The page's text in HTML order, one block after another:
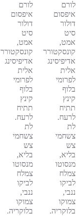
לורם
איפסום
דולור
סיט
אמט,
קונסקטורר
אדיפיסינג
אלית
לפרומי
בלוף
קינץ
תתיח
לרעח.
לת
צשחמי
צש
בליא,
מנסוטו
צמלח
לביקו
ננבי,
צמוקו
בלוקריה.
לורם
איפסום
דולור
סיט
אמט,
קונסקטורר
אדיפיסינג
אלית
לפרומי
בלוף
קינץ
תתיח
לרעח.
לת
צשחמי
צש
בליא,
מנסוטו
צמלח
לביקו
ננבי,
צמוקו
בלוקריה.